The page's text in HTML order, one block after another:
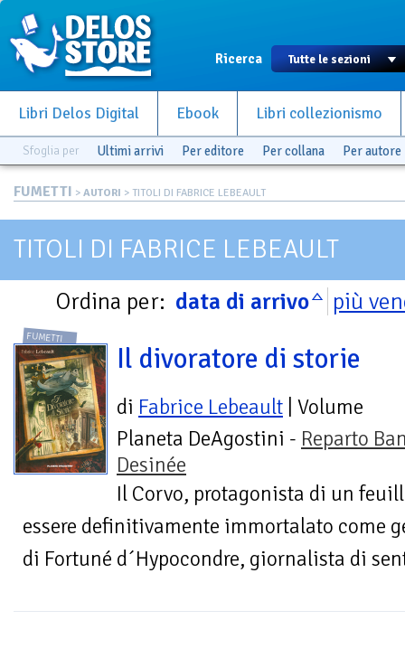
Ricerca
Libri Delos Digital Ebook Libri collezionismo
Sfoglia per Ultimi arrivi Per editore Per collana Per autore
FUMETTI > AUTORI > TITOLI DI FABRICE LEBEAULT
TITOLI DI FABRICE LEBEAULT
Ordina per: data di arrivo più
FUMETTI
Il divoratore di storie
di Fabrice Lebeault | Volume
Planeta DeAgostini - Reparto
Desinée
Il Corvo, protagonista di un
essere definitivamente immortalato come
di Fortuné d´Hypocondre, giornalista di